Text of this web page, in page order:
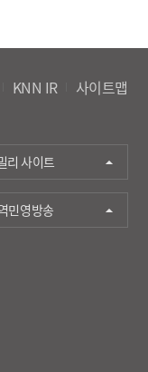
KNN IR 사이트맵
리 사이트
민영방송